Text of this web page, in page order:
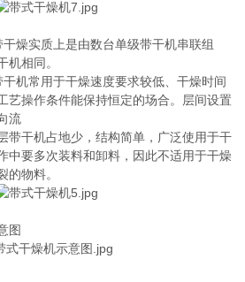
燥实质上是由数台单级带干机串联组
机相同。
机常用于干燥速度要求较低、干燥时间
艺操作条件能保持恒定的场合。层间设置
流
带干机占地少，结构简单，广泛使用于干
中要多次装料和卸料，因此不适用于干燥
的物料。
图